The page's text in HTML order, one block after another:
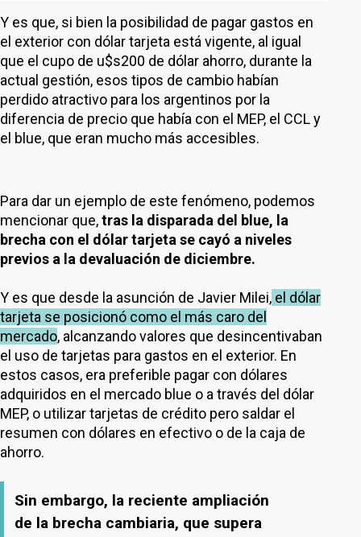
Y es que, si bien la posibilidad de pagar gastos en
el exterior con dólar tarjeta está vigente, al igual
que el cupo de u$s200 de dólar ahorro, durante la
actual gestión, esos tipos de cambio habían
perdido atractivo para los argentinos por la
diferencia de precio que había con el MEP, el CCL y
el blue, que eran mucho más accesibles.
Para dar un ejemplo de este fenómeno, podemos
mencionar que,tras la disparada del blue, la
brecha con el dólar tarjeta se cayó a niveles
previos a la devaluación de diciembre.
Y es que desde la asunción de Javier Milei, el dólar
tarjeta se posicionó como el más caro del
mercado, alcanzando valores que desincentivaban
el uso de tarjetas para gastos en el exterior. En
estos casos, era preferible pagar con dólares
adquiridos en el mercado blue o a través del dólar
MEP, o utilizar tarjetas de crédito pero saldar el
resumen con dólares en efectivo o de la caja de
ahorro.
Sin embargo, la reciente ampliación
de la brecha cambiaria, que supera